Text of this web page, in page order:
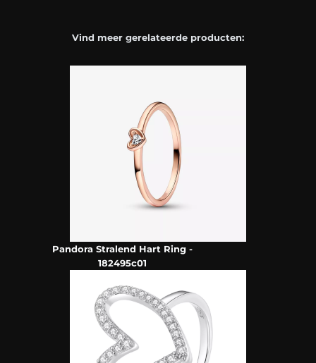
Vind meer gerelateerde producten:
Pandora Stralend Hart Ring -
182495c01